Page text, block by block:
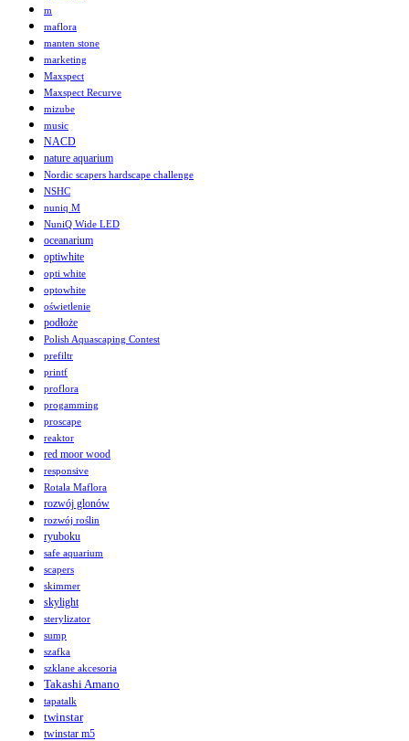
m
maflora
manten stone
marketing
Maxspect
Maxspect Recurve
mizube
music
NACD
nature aquarium
Nordic scapers hardscape challenge
NSHC
nuniq M
NuniQ Wide LED
oceanarium
optiwhite
opti white
optowhite
oświetlenie
podłoże
Polish Aquascaping Contest
prefiltr
printf
proflora
progamming
proscape
reaktor
red moor wood
responsive
Rotala Maflora
rozwój glonów
rozwój roślin
ryuboku
safe aquarium
scapers
skimmer
skylight
sterylizator
sump
szafka
szklane akcesoria
Takashi Amano
tapatalk
twinstar
twinstar m5